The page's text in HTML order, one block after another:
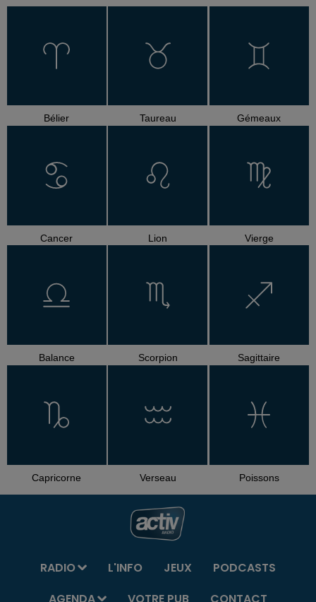
Bélier Taureau Gémeaux
Cancer Lion Vierge
Balance Scorpion Sagittaire
Capricorne Verseau Poissons
RADIO L'INFO JEUX
PODCASTS